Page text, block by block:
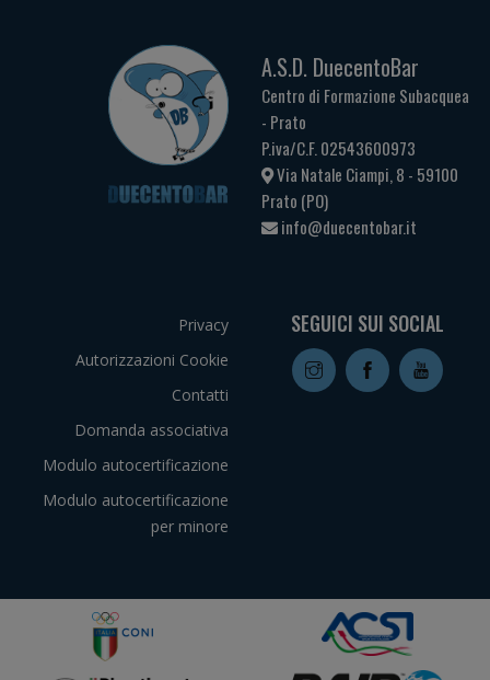
A.S.D. DuecentoBar
Centro di Formazione Subacquea
- Prato
P.iva/C.F. 02543600973
Via Natale Ciampi, 8 - 59100
Prato (PO)
info@duecentobar.it
Privacy
Autorizzazioni Cookie
Contatti
Domanda associativa
Modulo autocertificazione
Modulo autocertificazione
per minore
SEGUICI SUI SOCIAL